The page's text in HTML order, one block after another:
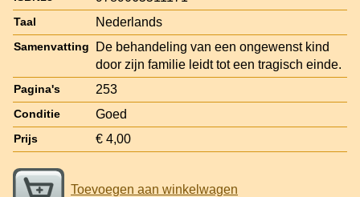
Taal Nederlands
Samenvatting
De behandeling van een ongewenst kind
door zijn familie leidt tot een tragisch einde.
Pagina's 253
Conditie Goed
Prijs € 4,00
Toevoegen aan winkelwagen